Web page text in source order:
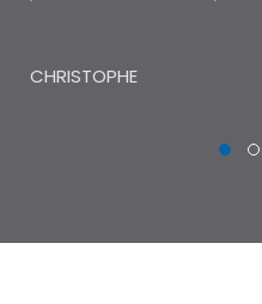
CHRISTOPHE